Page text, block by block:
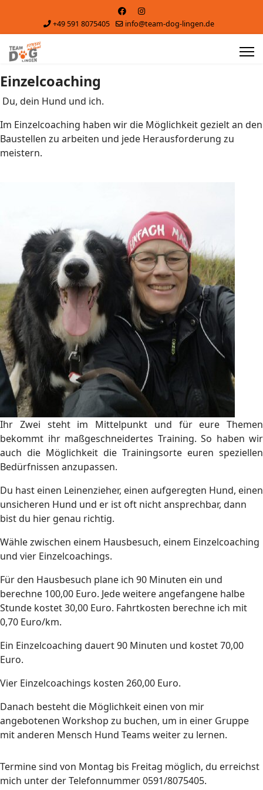
+49 591 8075405 info@team-dog-lingen.de
Einzelcoaching
Du, dein Hund und ich.
Im Einzelcoaching haben wir die Möglichkeit gezielt an den
Baustellen zu arbeiten und jede Herausforderung zu
meistern.
Ihr Zwei steht im Mittelpunkt und für eure Themen
bekommt ihr maßgeschneidertes Training. So haben wir
auch die Möglichkeit die Trainingsorte euren speziellen
Bedürfnissen anzupassen.
Du hast einen Leinenzieher, einen aufgeregten Hund, einen
unsicheren Hund und er ist oft nicht ansprechbar, dann
bist du hier genau richtig.
Wähle zwischen einem Hausbesuch, einem Einzelcoaching
und vier Einzelcoachings.
Für den Hausbesuch plane ich 90 Minuten ein und
berechne 100,00 Euro. Jede weitere angefangene halbe
Stunde kostet 30,00 Euro. Fahrtkosten berechne ich mit
0,70 Euro/km.
Ein Einzelcoaching dauert 90 Minuten und kostet 70,00
Euro.
Vier Einzelcoachings kosten 260,00 Euro.
Danach besteht die Möglichkeit einen von mir
angebotenen Workshop zu buchen, um in einer Gruppe
mit anderen Mensch Hund Teams weiter zu lernen.
Termine sind von Montag bis Freitag möglich, du erreichst
mich unter der Telefonnummer 0591/8075405.